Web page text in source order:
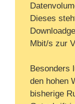
Dieses
Mbit/s zur
Besonders
den hohen
bisherige